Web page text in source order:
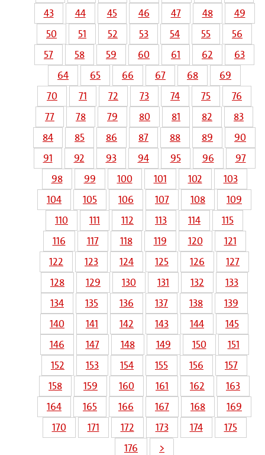
43
44 45 46 47 48
49
50
51 52 53 54 55
56
57
58 59 60 61 62
63
64
65 66 67 68
69
70
71 72 73 74 75
76
77
78 79 80 81 82
83
84
85 86 87 88 89
90
91
92 93 94 95 96
97
98
99 100 101 102
103
104
105 106 107 108
109
110
111 112 113 114
115
116
117 118 119 120
121
122
123 124 125 126
127
128
129 130 131 132
133
134
135 136 137 138
139
140
141 142 143 144
145
146
147 148 149 150
151
152
153 154 155 156
157
158
159 160 161 162
163
164
165 166 167 168
169
170
171 172 173 174
175
176
>